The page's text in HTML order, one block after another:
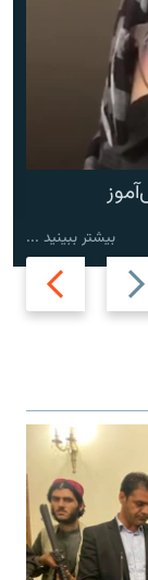
Next
slide
بیشتر ببینید ...